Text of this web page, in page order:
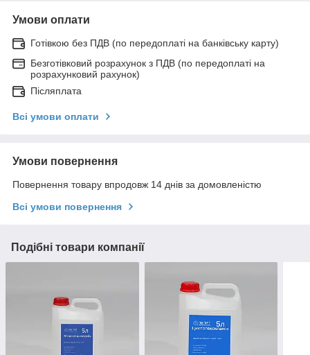
Умови оплати
Готівкою без ПДВ (по передоплаті на банківську карту)
Безготівковий розрахунок з ПДВ (по передоплаті на
розрахунковий рахунок)
Післяплата
Всі умови оплати
Умови повернення
Повернення товару впродовж 14 днів за домовленістю
Всі умови повернення
Подібні товари компанії